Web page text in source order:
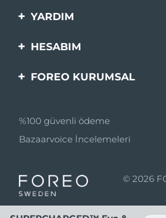
YARDIM
Bi̇zi̇mle İleti̇şi̇me Geçi̇n
HESABIM
Ürün Kaydı
FOREO KURUMSAL
Ortaklik Programi
Ortaklık haberleri
Perakende Satış
Ortakları
%100 güvenli ödeme
Bazaarvoice İncelemeleri
© 2026